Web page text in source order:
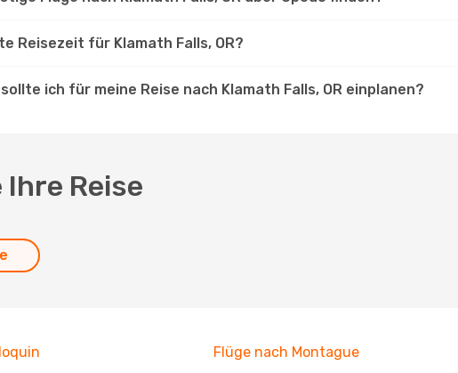
Reisezeit für Klamath Falls, OR?
ich für meine Reise nach Klamath Falls, OR einplanen?
Ihre Reise
Flüge nach Montague